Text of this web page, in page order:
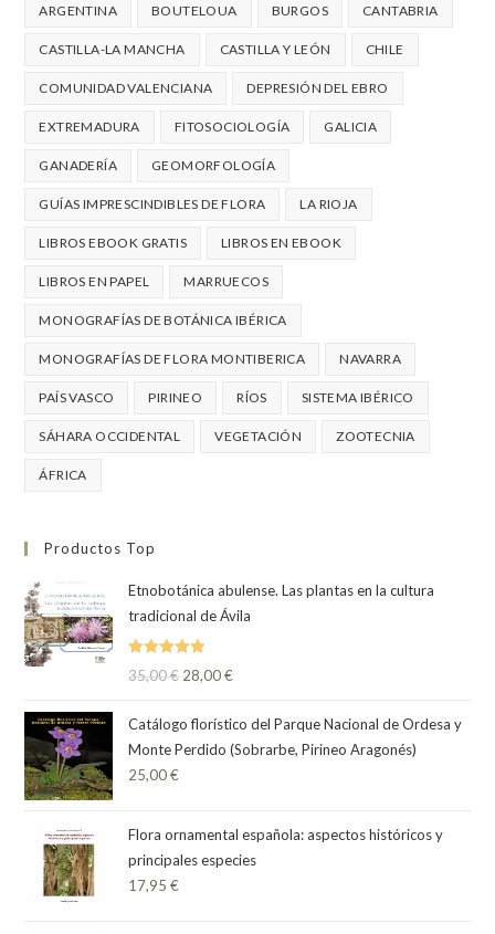
ARGENTINA BOUTELOUA BURGOS CANTABRIA
CASTILLA-LA MANCHA CASTILLA Y LEÓN CHILE
COMUNIDAD VALENCIANA DEPRESIÓN DEL EBRO
EXTREMADURA FITOSOCIOLOGÍA GALICIA
GANADERÍA GEOMORFOLOGÍA
GUÍAS IMPRESCINDIBLES DE FLORA LA RIOJA
LIBROS EBOOK GRATIS LIBROS EN EBOOK
LIBROS EN PAPEL MARRUECOS
MONOGRAFÍAS DE BOTÁNICA IBÉRICA
MONOGRAFÍAS DE FLORA MONTIBERICA NAVARRA
PAÍS VASCO PIRINEO RÍOS SISTEMA IBÉRICO
SÁHARA OCCIDENTAL VEGETACIÓN ZOOTECNIA
ÁFRICA
Productos Top
Etnobotánica abulense. Las plantas en la cultura
tradicional de Ávila
Valorado
35,00€ 28,00€
Catálogo florístico del Parque Nacional de Ordesa y
Monte Perdido (Sobrarbe, Pirineo Aragonés)
25,00€
Flora ornamental española: aspectos históricos y
principales especies
17,95€